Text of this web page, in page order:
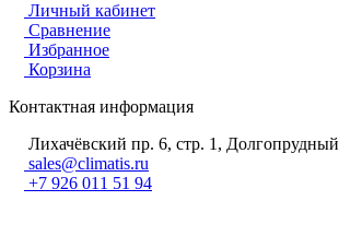
Личный кабинет
Сравнение
Избранное
Корзина
Контактная информация
Лихачёвский пр. 6, стр. 1, Долгопрудный
sales@climatis.ru
+7 926 011 51 94